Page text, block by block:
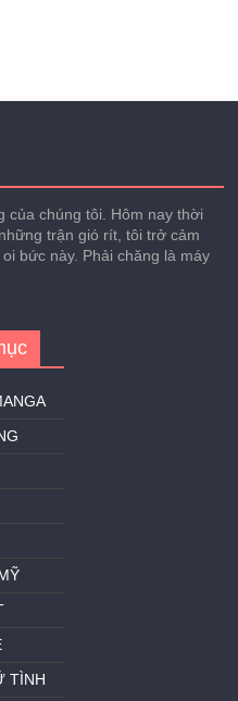
của chúng tôi. Hôm nay thời
trận gió rít, tôi trở cảm
bức này. Phải chăng là máy
TÌNH